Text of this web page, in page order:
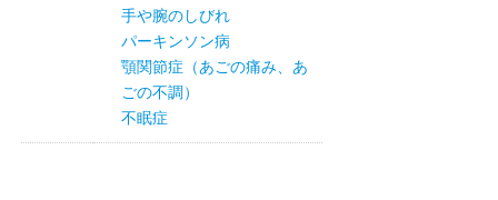
手や腕のしびれ
パーキンソン病
顎関節症（あごの痛み、あ
ごの不調）
不眠症